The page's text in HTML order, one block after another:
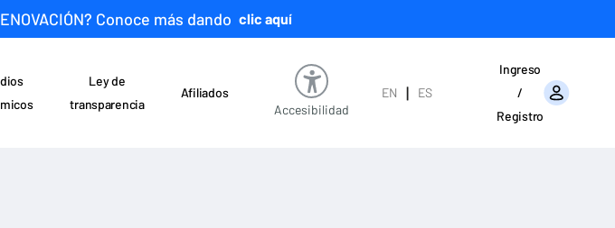
Conoce más dando clic aquí
Ley de
transparencia
Afiliados
Accesibilidad
EN |
ES
Ingreso
/
Registro